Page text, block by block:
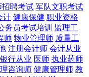
招聘考试 军队文职考试
计 健康保健 职业资格
务员考试培训 监理工
师 物业管理师 质量工
注册会计师 会计从业
银行从业 医师 执业药师
咨询师 健康管理师 教